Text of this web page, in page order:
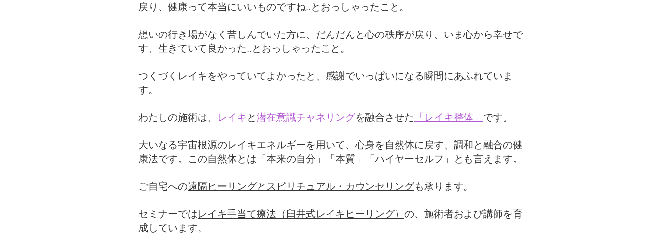
戻り、健康って本当にいいものですね..とおっしゃったこと。
想いの行き場がなく苦しんでいた方に、だんだんと心の秩序が戻り、いま心から幸せで
す、生きていて良かった..とおっしゃったこと。
つくづくレイキをやっていてよかったと、感謝でいっぱいになる瞬間にあふれていま
す。
わたしの施術は、 レイキ と潜在意識チャネリングを融合させた 「レイキ整体」 です。
大いなる宇宙根源のレイキエネルギーを用いて、心身を自然体に戻す、調和と融合の健
康法です。この自然体とは「本来の自分」「本質」「ハイヤーセルフ」とも言えます。
ご自宅への遠隔ヒーリングとスピリチュアル・カウンセリングも承ります。
セミナーではレイキ手当て療法（臼井式レイキヒーリング） の、施術者および講師を育
成しています。